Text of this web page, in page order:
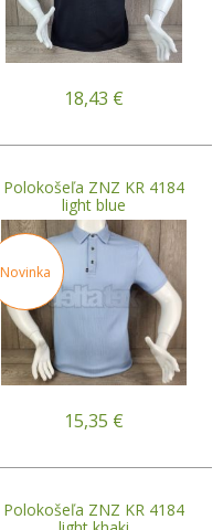
18,43 €
Polokošeľa ZNZ KR 4184
light blue
Novinka
15,35 €
Polokošeľa ZNZ KR 4184